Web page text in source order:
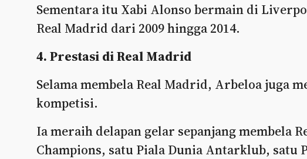
Sementara itu Xabi Alonso bermain di
Real Madrid dari 2009 hingga 2014.
4. Prestasi di Real Madrid
Selama membela Real Madrid, Arbeloa juga
kompetisi.
Ia meraih delapan gelar sepanjang membela
Champions, satu Piala Dunia Antarklub, satu